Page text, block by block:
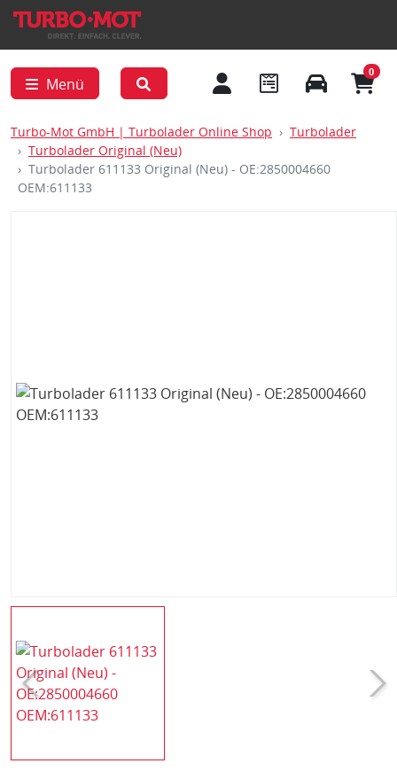
Menü
0
Turbo-Mot GmbH | Turbolader Online Shop
Turbolader
Turbolader Original (Neu)
Turbolader 611133 Original (Neu) - OE:2850004660
OEM:611133